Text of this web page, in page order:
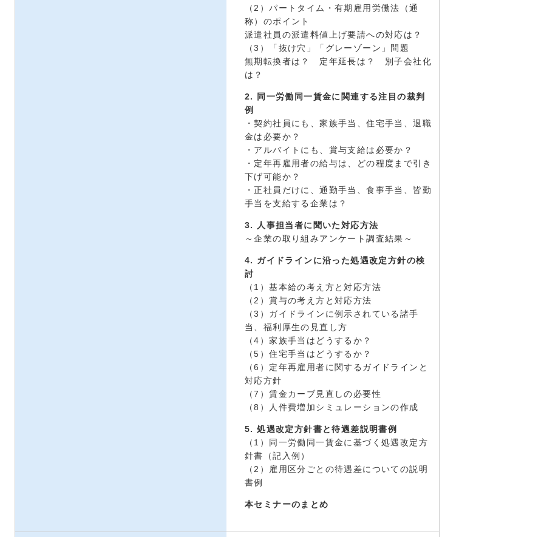
（2）パートタイム・有期雇用労働法（通
称）のポイント
派遣社員の派遣料値上げ要請への対応は？
（3）「抜け穴」「グレーゾーン」問題
無期転換者は？ 定年延長は？ 別子会社化
は？
2. 同一労働同一賃金に関連する注目の裁判
例
・契約社員にも、家族手当、住宅手当、退職
金は必要か？
・アルバイトにも、賞与支給は必要か？
・定年再雇用者の給与は、どの程度まで引き
下げ可能か？
・正社員だけに、通勤手当、食事手当、皆勤
手当を支給する企業は？
3. 人事担当者に聞いた対応方法
～企業の取り組みアンケート調査結果～
4. ガイドラインに沿った処遇改定方針の検
討
（1）基本給の考え方と対応方法
（2）賞与の考え方と対応方法
（3）ガイドラインに例示されている諸手
当、福利厚生の見直し方
（4）家族手当はどうするか？
（5）住宅手当はどうするか？
（6）定年再雇用者に関するガイドラインと
対応方針
（7）賃金カーブ見直しの必要性
（8）人件費増加シミュレーションの作成
5. 処遇改定方針書と待遇差説明書例
（1）同一労働同一賃金に基づく処遇改定方
針書（記入例）
（2）雇用区分ごとの待遇差についての説明
書例
本セミナーのまとめ